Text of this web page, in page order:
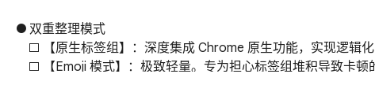
● 双重整理模式